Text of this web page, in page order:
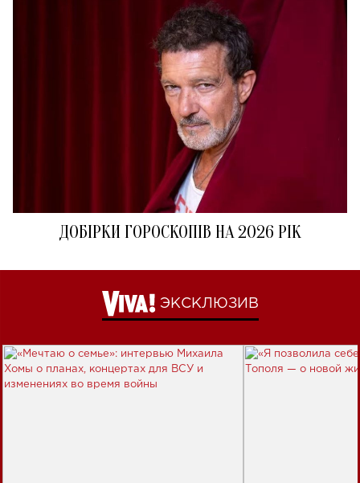
ДОБІРКИ ГОРОСКОПІВ НА 2026 РІК
ЭКСКЛЮЗИВ